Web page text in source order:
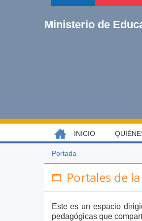
Ministerio de
Usted
está
aquí
Portada
Back
top
Portales de
Este es un espacio
pedagógicas que
Back
MENÚ
PRINCIPAL
INICIO